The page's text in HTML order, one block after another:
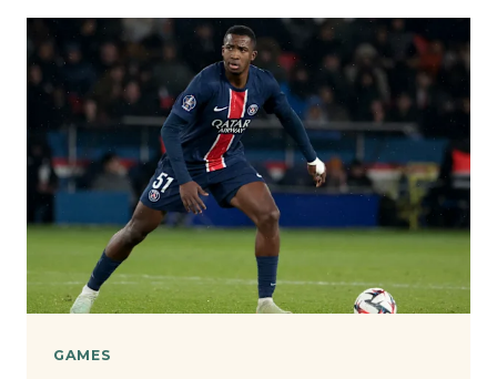
GEAR
HOB
CUTTERS
SUPPLIERS
FOR
PRECISION
ENGINEERING
GAMES